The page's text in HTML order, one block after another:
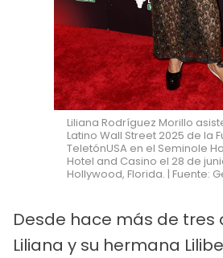
Liliana Rodríguez Morillo
Latino Wall Street 2025 de la
TeletónUSA en el Seminole
Hotel and Casino el 28 de
Hollywood, Florida. | Fuente:
Desde hace más de tres
Liliana y su hermana